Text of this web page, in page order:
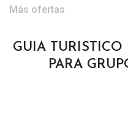
Más ofertas
GUIA
PARA